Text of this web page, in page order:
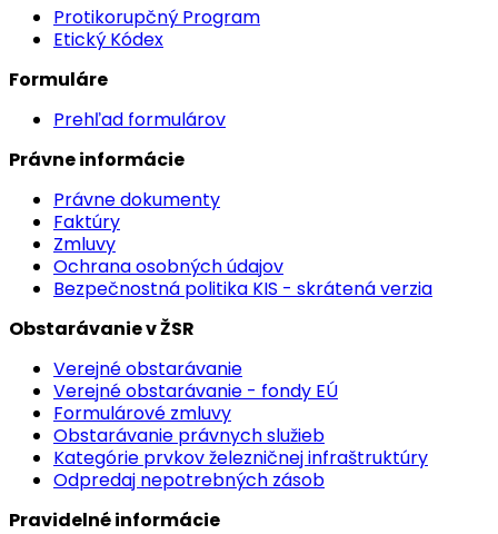
Protikorupčný Program
Etický Kódex
Formuláre
Prehľad formulárov
Právne informácie
Právne dokumenty
Faktúry
Zmluvy
Ochrana osobných údajov
Bezpečnostná politika KIS - skrátená verzia
Obstarávanie v ŽSR
Verejné obstarávanie
Verejné obstarávanie - fondy EÚ
Formulárové zmluvy
Obstarávanie právnych služieb
Kategórie prvkov železničnej infraštruktúry
Odpredaj nepotrebných zásob
Pravidelné informácie